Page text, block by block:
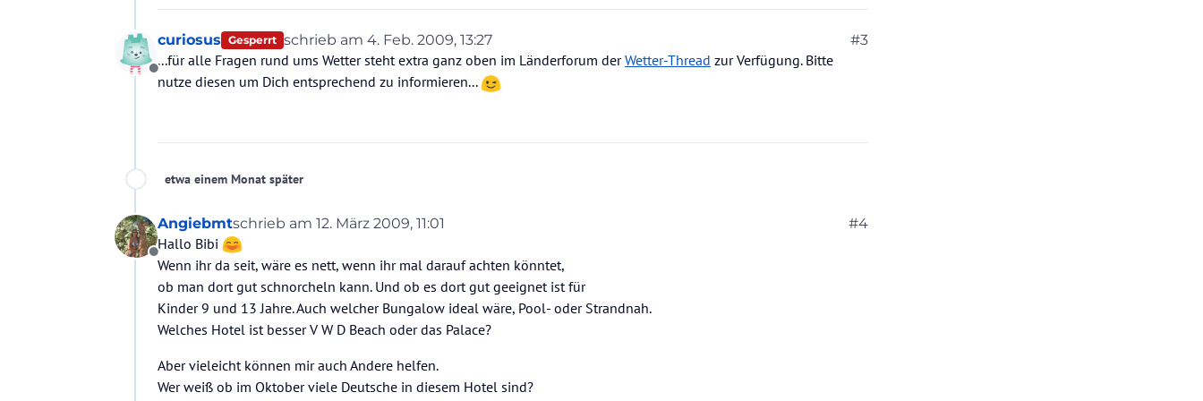
Offline
curiosus Gesperrt schrieb am 4. Feb. 2009, 13:27
zuletzt editiert von #3
...für alle Fragen rund ums Wetter steht extra ganz oben im Länderforum derWetter-Thread zur Verfügung. Bitte
nutze diesen um Dich entsprechend zu informieren...
etwa einem Monat später
Offline
Angiebmtschrieb am 12. März 2009, 11:01
zuletzt editiert von #4
Hallo Bibi
Wenn ihr da seit, wäre es nett, wenn ihr mal darauf achten könntet,
ob man dort gut schnorcheln kann. Und ob es dort gut geeignet ist für
Kinder 9 und 13 Jahre. Auch welcher Bungalow ideal wäre, Pool- oder Strandnah.
Welches Hotel ist besser V W D Beach oder das Palace?
Aber vieleicht können mir auch Andere helfen.
Wer weiß ob im Oktober viele Deutsche in diesem Hotel sind?